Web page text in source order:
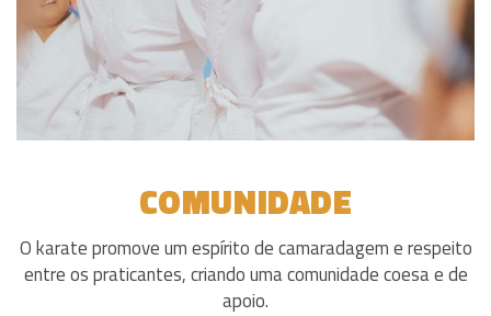
COMUNIDADE
O karate promove um espírito de camaradagem e respeito
entre os praticantes, criando uma comunidade coesa e de
apoio.